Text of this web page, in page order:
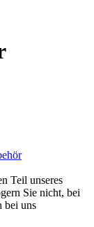
Teil unseres
Sie nicht, bei
bei uns